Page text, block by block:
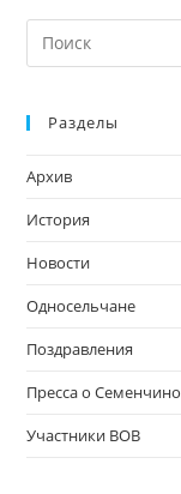
Разделы
Архив
История
Новости
Односельчане
Поздравления
Пресса о Семенчино
Участники ВОВ